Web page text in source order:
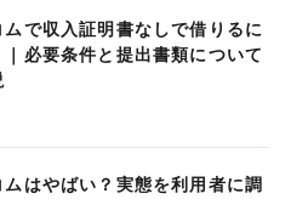
ムで収入証明書なしで借りるに
｜必要条件と提出書類について
ムはやばい？実態を利用者に調